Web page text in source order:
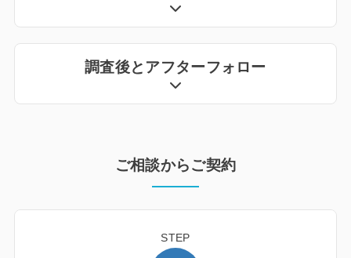
調査後とアフターフォロー
ご相談からご契約
STEP